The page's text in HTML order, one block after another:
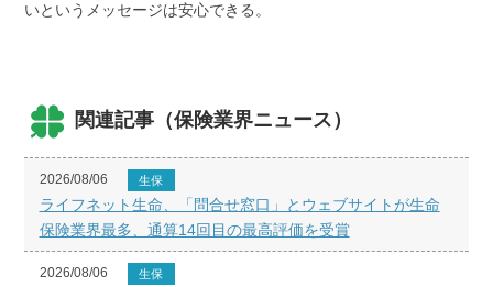
いというメッセージは安心できる。
関連記事（保険業界ニュース）
2026/08/06 生保
ライフネット生命、「問合せ窓口」とウェブサイトが生命
保険業界最多、通算14回目の最高評価を受賞
2026/08/06 生保